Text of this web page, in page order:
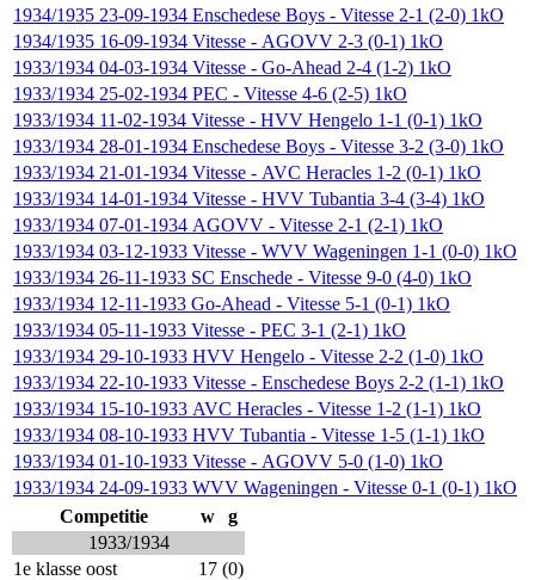
1934/1935 23-09-1934 Enschedese Boys - Vitesse 2-1 (2-0) 1kO
1934/1935 16-09-1934 Vitesse - AGOVV 2-3 (0-1) 1kO
1933/1934 04-03-1934 Vitesse - Go-Ahead 2-4 (1-2) 1kO
1933/1934 25-02-1934 PEC - Vitesse 4-6 (2-5) 1kO
1933/1934 11-02-1934 Vitesse - HVV Hengelo 1-1 (0-1) 1kO
1933/1934 28-01-1934 Enschedese Boys - Vitesse 3-2 (3-0) 1kO
1933/1934 21-01-1934 Vitesse - AVC Heracles 1-2 (0-1) 1kO
1933/1934 14-01-1934 Vitesse - HVV Tubantia 3-4 (3-4) 1kO
1933/1934 07-01-1934 AGOVV - Vitesse 2-1 (2-1) 1kO
1933/1934 03-12-1933 Vitesse - WVV Wageningen 1-1 (0-0) 1kO
1933/1934 26-11-1933 SC Enschede - Vitesse 9-0 (4-0) 1kO
1933/1934 12-11-1933 Go-Ahead - Vitesse 5-1 (0-1) 1kO
1933/1934 05-11-1933 Vitesse - PEC 3-1 (2-1) 1kO
1933/1934 29-10-1933 HVV Hengelo - Vitesse 2-2 (1-0) 1kO
1933/1934 22-10-1933 Vitesse - Enschedese Boys 2-2 (1-1) 1kO
1933/1934 15-10-1933 AVC Heracles - Vitesse 1-2 (1-1) 1kO
1933/1934 08-10-1933 HVV Tubantia - Vitesse 1-5 (1-1) 1kO
1933/1934 01-10-1933 Vitesse - AGOVV 5-0 (1-0) 1kO
1933/1934 24-09-1933 WVV Wageningen - Vitesse 0-1 (0-1) 1kO
Competitie
w
g
1933/1934
1e klasse oost
17 (0)